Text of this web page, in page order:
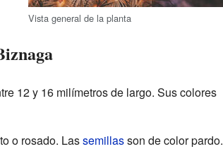
Vista general de la planta
12 y 16 milímetros de largo. Sus colores
o rosado. Lassemillasson de color pardo.